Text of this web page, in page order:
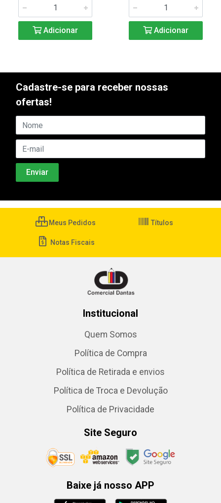
Adicionar Adicionar
Cadastre-se para receber nossas
ofertas!
Meus Pedidos Títulos
Notas Fiscais
Institucional
Quem Somos
Política de Compra
Política de Retirada e envios
Política de Troca e Devolução
Política de Privacidade
Site Seguro
Baixe já nosso APP